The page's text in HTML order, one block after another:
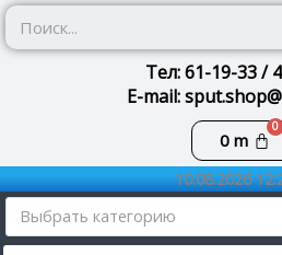
Тел: 61-19-33 /
E-mail:
0m
10.08.2026
Выбрать категорию